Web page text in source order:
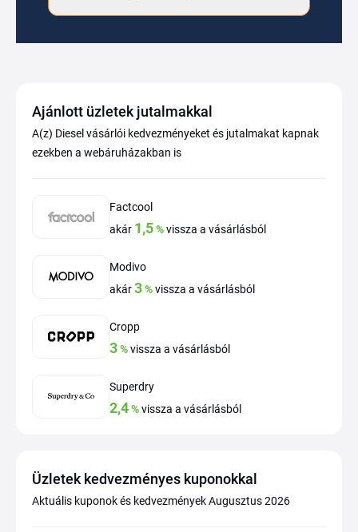
Ajánlott üzletek jutalmakkal
A(z) Diesel vásárlói kedvezményeket és jutalmakat kapnak
ezekben a webáruházakban is
Factcool
akár 1,5%vissza a vásárlásból
Modivo
akár3%vissza a vásárlásból
Cropp
3%vissza a vásárlásból
Superdry
2,4%vissza a vásárlásból
Üzletek kedvezményes kuponokkal
Aktuális kuponok és kedvezmények Augusztus 2026